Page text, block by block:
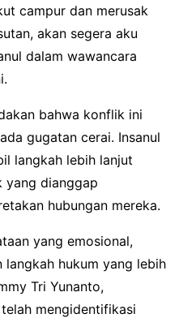
campur dan merusak
akan segera aku
dalam wawancara
bahwa konflik ini
gugatan cerai. Insanul
langkah lebih lanjut
yang dianggap
hubungan mereka.
yang emosional,
langkah hukum yang lebih
Tri Yunanto,
mengidentifikasi